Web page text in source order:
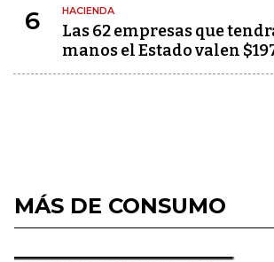
6 HACIENDA
Las 62 empresas que
manos el Estado valen
MÁS DE CONSUMO